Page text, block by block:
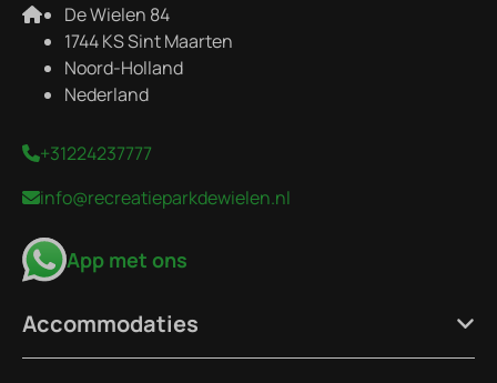
De Wielen 84
1744 KS Sint Maarten
Noord-Holland
Nederland
+31224237777
info@recreatieparkdewielen.nl
App met ons
Accommodaties